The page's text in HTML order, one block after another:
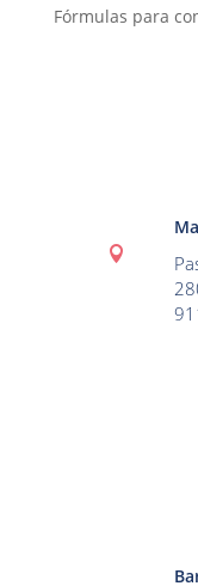
Fórmulas para
